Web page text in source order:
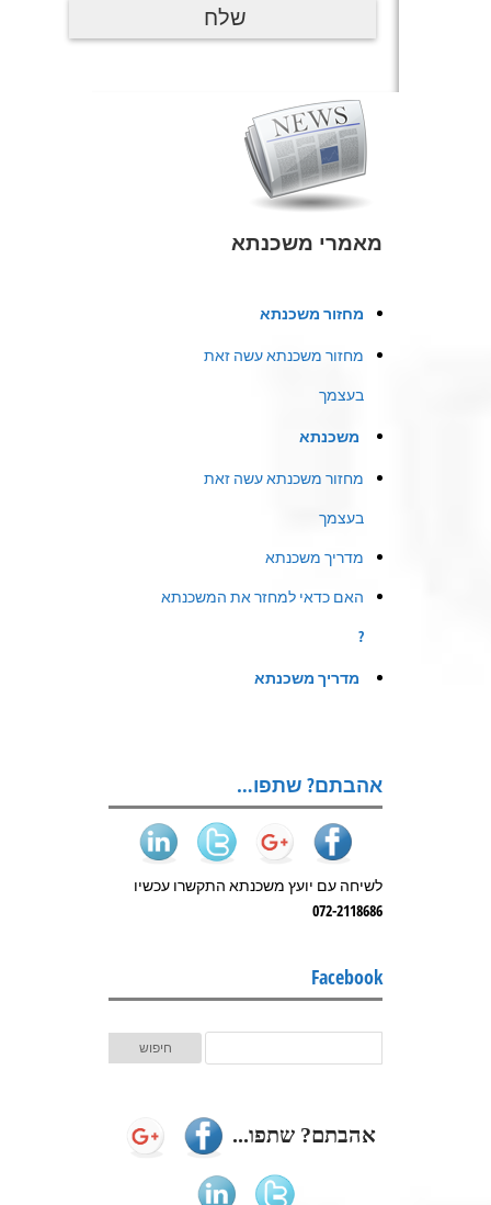
מאמרי משכנתא
מחזור משכנתא
מחזור משכנתא עשה זאת
בעצמך
משכנתא
מחזור משכנתא עשה זאת
בעצמך
מדריך משכנתא
האם כדאי למחזר את המשכנתא
?
מדריך משכנתא
אהבתם? שתפו…
לשיחה עם יועץ משכנתא התקשרו עכשיו
072-2118686
Facebook
אהבתם? שתפו...